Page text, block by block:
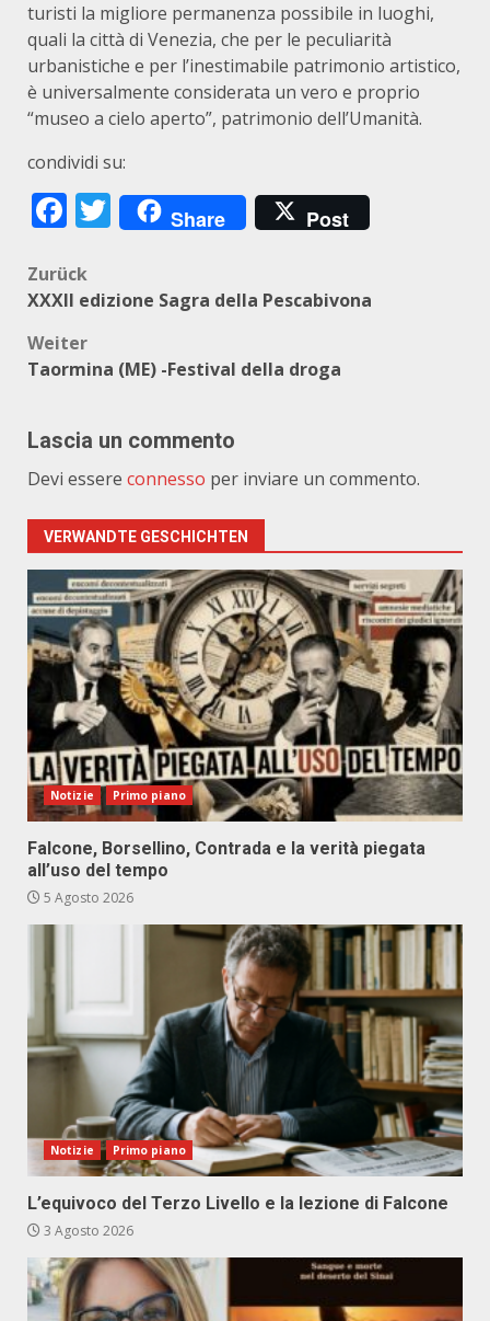
turisti la migliore permanenza possibile in luoghi,
quali la città di Venezia, che per le peculiarità
urbanistiche e per l’inestimabile patrimonio artistico,
è universalmente considerata un vero e proprio
“museo a cielo aperto”, patrimonio dell’Umanità.
condividi su:
Facebook
Twitter
Share Post
Beitragsnavigation
Zurück
XXXII edizione Sagra della Pescabivona
Weiter
Taormina (ME) -Festival della droga
Lascia un commento
Devi essere connesso per inviare un commento.
VERWANDTE GESCHICHTEN
Notizie Primo piano
Falcone, Borsellino, Contrada e la verità piegata
all’uso del tempo
5 Agosto 2026
Notizie Primo piano
L’equivoco del Terzo Livello e la lezione di Falcone
3 Agosto 2026